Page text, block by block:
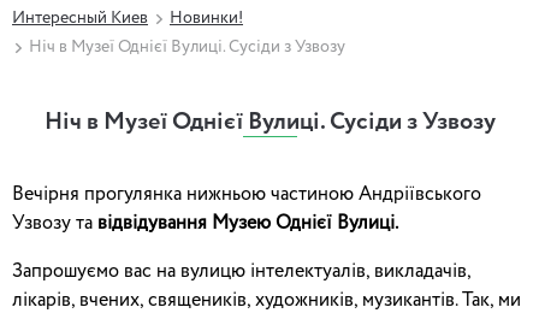
Интересный Киев
Новинки!
Ніч в Музеї Однієї Вулиці. Сусіди з Узвозу
Ніч в Музеї Однієї Вулиці. Сусіди з Узвозу
Вечірня прогулянка нижньою частиною Андріївського
Узвозу та відвідування Музею Однієї Вулиці.
Запрошуємо вас на вулицю інтелектуалів, викладачів,
лікарів, вчених, священиків, художників, музикантів. Так, ми